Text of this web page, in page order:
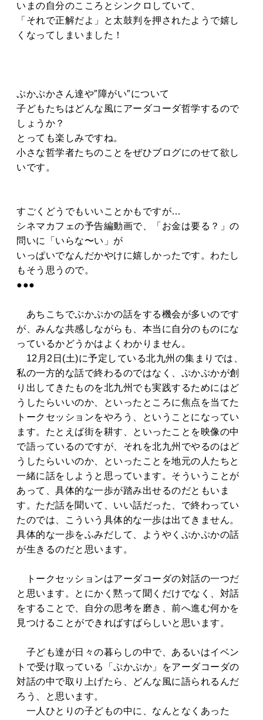
いまの自分のこころとシンクロしていて、
「それで正解だよ」と太鼓判を押されたようで嬉し
くなってしまいました！
ぷかぷかさん達や″障がい″について
子どもたちはどんな風にアーダコーダ哲学するので
しょうか？
とっても楽しみですね。
小さな哲学者たちのことをぜひブログにのせて欲し
いです。
すごくどうでもいいことかもですが…
シネマカフェの予告編動画で、「お金は要る？」の
問いに「いらな〜い」が
いっぱいでなんだかやけに嬉しかったです。わたし
もそう思うので。
●●●
あちこちでぷかぷかの話をする機会が多いのです
が、みんな共感しながらも、本当に自分のものにな
っているかどうかはよくわかりません。
12月2日(土)に予定している北九州の集まりでは、
私の一方的な話で終わるのではなく、ぷかぷかが創
り出してきたものを北九州でも実践するためにはど
うしたらいいのか、といったところに焦点を当てた
トークセッションをやろう、ということになってい
ます。たとえば街を耕す、といったことを映像の中
で語っているのですが、それを北九州でやるのはど
うしたらいいのか、といったことを地元の人たちと
一緒に話をしようと思っています。そういうことが
あって、具体的な一歩が踏み出せるのだともいま
す。ただ話を聞いて、いい話だった、で終わってい
たのでは、こういう具体的な一歩は出てきません。
具体的な一歩をふみだして、ようやくぷかぷかの話
が生きるのだと思います。
トークセッションはアーダコーダの対話の一つだ
と思います。とにかく黙って聞くだけでなく、対話
をすることで、自分の思考を磨き、前へ進む何かを
見つけることができればすばらしいと思います。
子ども達が日々の暮らしの中で、あるいはイベン
トで受け取っている「ぷかぷか」をアーダコーダの
対話の中で取り上げたら、どんな風に語られるんだ
ろう、と思います。
一人ひとりの子どもの中に、なんとなくあった